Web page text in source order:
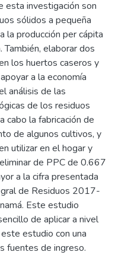
esta investigación son
sólidos a pequeña
la producción per cápita
elaborar dos
los huertos caseros y
a la economía
análisis de las
de los residuos
cabo la fabricación de
de algunos cultivos, y
utilizar en el hogar y
de PPC de 0.667
a la cifra presentada
de Residuos 2017-
Este estudio
de aplicar a nivel
estudio con una
fuentes de ingreso.